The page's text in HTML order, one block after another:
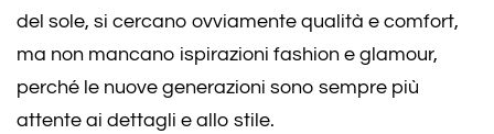
del sole, si cercano ovviamente qualità e comfort,
ma non mancano ispirazioni fashion e glamour,
perché le nuove generazioni sono sempre più
attente ai dettagli e allo stile.